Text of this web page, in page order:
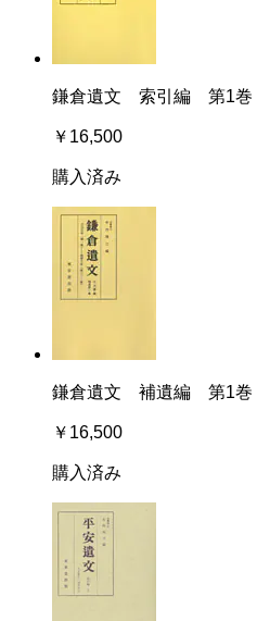
鎌倉遺文 索引編 第1巻
￥16,500
購入済み
鎌倉遺文 補遺編 第1巻
￥16,500
購入済み